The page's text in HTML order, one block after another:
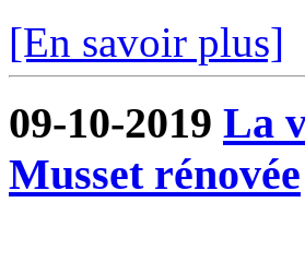
[En savoir plus]
09-10-2019 La
Musset rénovée